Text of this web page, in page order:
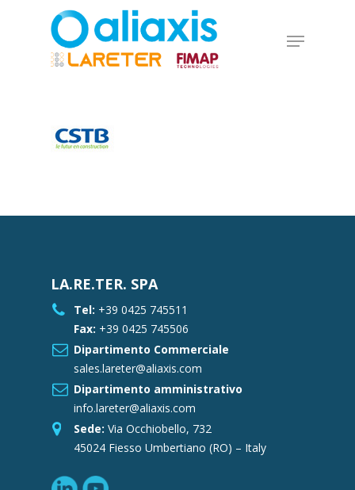
Menu
LA.RE.TER. SPA
Tel: +39 0425 745511
Fax: +39 0425 745506
Dipartimento Commerciale
sales.lareter@aliaxis.com
Dipartimento amministrativo
info.lareter@aliaxis.com
Sede: Via Occhiobello, 732
45024 Fiesso Umbertiano (RO) – Italy